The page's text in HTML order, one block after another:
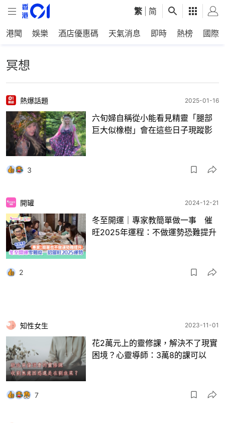
繁 简
港聞 娛樂 酒店優惠碼 天氣消息 即時 熱榜 國際
冥想
熱爆話題 2025-01-16
六旬婦自稱從小能看見精靈「腿部
巨大似橡樹」會在這些日子現蹤影
3
開罐 2024-12-21
冬至開運｜專家教簡單做一事 催
旺2025年運程：不做運勢恐難提升
2
知性女生 2023-11-01
花2萬元上的靈修課，解決不了現實
困境？心靈導師：3萬8的課可以
7